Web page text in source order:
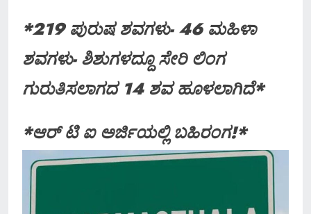
*219 ಪುರುಷ ಶವಗಳು- 46 ಮಹಿಳಾ
ಶವಗಳು- ಶಿಶುಗಳದ್ದೂ ಸೇರಿ ಲಿಂಗ
ಗುರುತಿಸಲಾಗದ 14 ಶವ ಹೂಳಲಾಗಿದೆ*
*ಆರ್ ಟಿ ಐ ಅರ್ಜಿಯಲ್ಲಿ ಬಹಿರಂಗ!*